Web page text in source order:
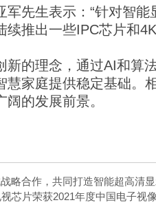
军先生表示：“针对智
续推出一些IPC芯片和
新的理念，通过AI和算
慧家庭提供稳定基础。
的发展前景。
略合作，共同打造智能超高清
芯片荣获2021年度中国电子视